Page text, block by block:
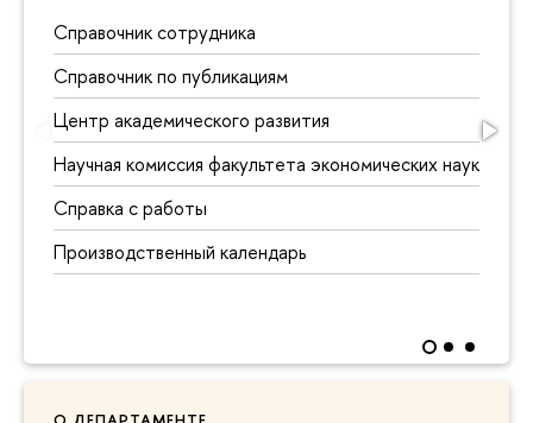
Справочник сотрудника
Справочник по публикациям
Центр академического развития
Научная комиссия факультета экономических наук
Справка с работы
Производственный календарь